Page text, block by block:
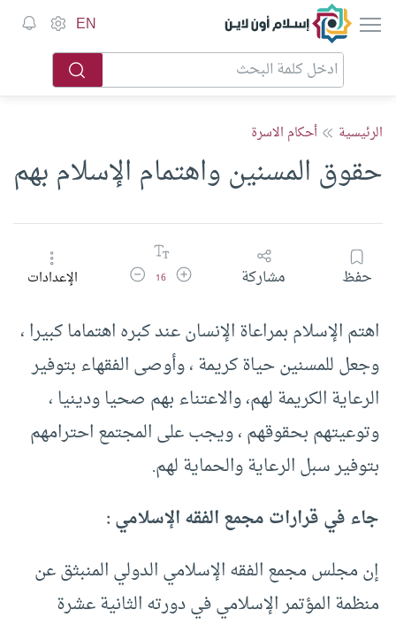
إسلام أون لاين EN
الرئيسية أحكام الاسرة
حقوق المسنين واهتمام الإسلام بهم
حفظ مشاركة زيادة حجم الخط
16 تقليل حجم الخطالإعدادات
اهتم الإسلام بمراعاة الإنسان عند كبره اهتماما كبيرا ،
وجعل للمسنين حياة كريمة ، وأوصى الفقهاء بتوفير
الرعاية الكريمة لهم، والاعتناء بهم صحيا ودينيا ،
وتوعيتهم بحقوقهم ، ويجب على المجتمع احترامهم
بتوفير سبل الرعاية والحماية لهم.
جاء في قرارات مجمع الفقه الإسلامي :
إن مجلس مجمع الفقه الإسلامي الدولي المنبثق عن
منظمة المؤتمر الإسلامي في دورته الثانية عشرة